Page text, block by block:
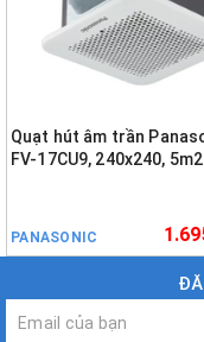
Quạt hút âm trần
FV-17CU9, 240x240, 5m2
PANASONIC